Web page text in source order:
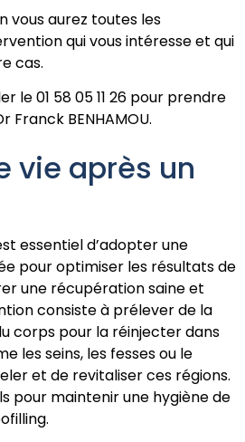
vous aurez toutes les
qui vous intéresse et qui
cas.
le 01 58 05 11 26 pour prendre
Franck BENHAMOU.
vie après un
essentiel d’adopter une
pour optimiser les résultats de
une récupération saine et
consiste à prélever de la
corps pour la réinjecter dans
les seins, les fesses ou le
et de revitaliser ces régions.
pour maintenir une hygiène de